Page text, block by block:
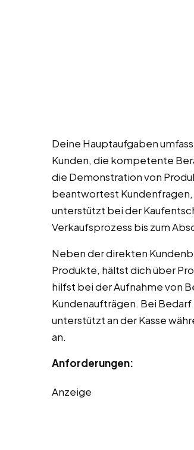
Deine Hauptaufgaben
Kunden, die kompetente
die Demonstration von
beantwortest
unterstützt bei der
Verkaufsprozess bis zum
Neben der direkten
Produkte, hältst dich über
hilfst bei der Aufnahme von
Kundenaufträgen. Bei
unterstützt an der Kasse
an.
Anforderungen:
Anzeige